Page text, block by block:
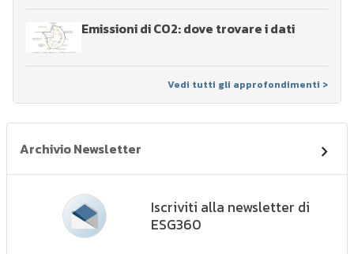
Emissioni di CO2: dove trovare i dati
Vedi tutti gli approfondimenti >
Archivio Newsletter
Iscriviti alla newsletter di
ESG360